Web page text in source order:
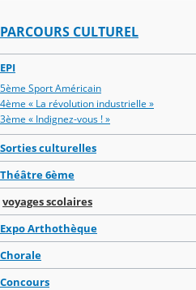
PARCOURS CULTUREL
EPI
5ème Sport Américain
4ème « La révolution industrielle »
3ème « Indignez-vous ! »
Sorties culturelles
Théâtre 6ème
voyages scolaires
Expo Arthothèque
Chorale
Concours